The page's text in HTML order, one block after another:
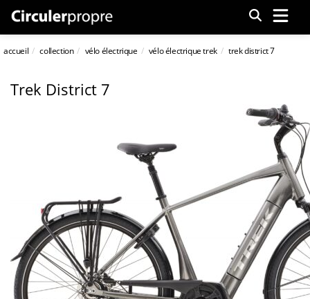
Menu
accueil collection vélo électrique vélo électrique trek trek district 7
Trek District 7